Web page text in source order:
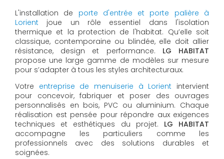
L'installation de porte d'entrée et porte palière à
Lorient joue un rôle essentiel dans l'isolation
thermique et la protection de l'habitat. Qu’elle soit
classique, contemporaine ou blindée, elle doit allier
résistance, design et performance. LG HABITAT
propose une large gamme de modèles sur mesure
pour s’adapter à tous les styles architecturaux.
Votre entreprise de menuiserie à Lorient intervient
pour concevoir, fabriquer et poser des ouvrages
personnalisés en bois, PVC ou aluminium. Chaque
réalisation est pensée pour répondre aux exigences
techniques et esthétiques du projet. LG HABITAT
accompagne les particuliers comme les
professionnels avec des solutions durables et
soignées.